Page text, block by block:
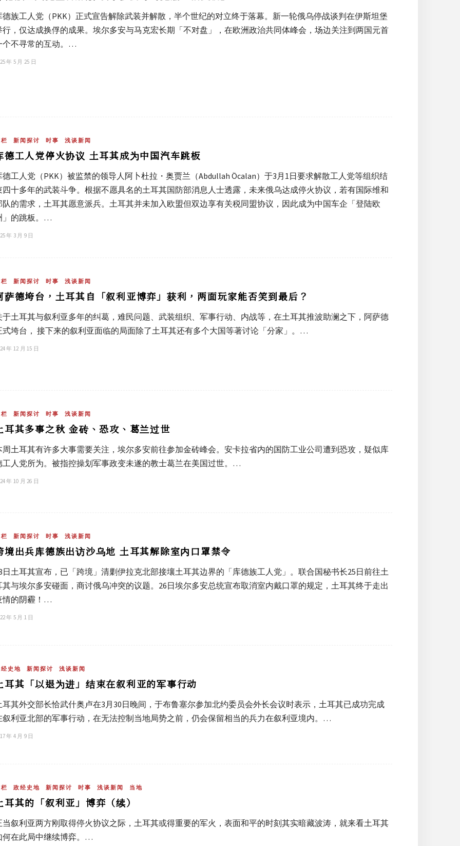
德族工人党（PKK）正式宣告解除武装并解散，半个世纪的对立终于落幕。新一轮俄乌停战谈判在伊斯坦堡
行，仅达成换俘的成果。埃尔多安与马克宏长期「不对盘」，在欧洲政治共同体峰会，场边关注到两国元首
个不寻常的互动。…
年 5 月 25 日
新闻探讨 时事 浅谈新闻
德工人党停火协议 土耳其成为中国汽车跳板
德工人党（PKK）被监禁的领导人阿卜杜拉・奥贾兰（Abdullah Öcalan）于3月1日要求解散工人党等组织结
四十多年的武装斗争。根据不愿具名的土耳其国防部消息人士透露，未来俄乌达成停火协议，若有国际维和
队的需求，土耳其愿意派兵。土耳其并未加入欧盟但双边享有关税同盟协议，因此成为中国车企「登陆欧
」的跳板。…
年 3 月 9 日
新闻探讨 时事 浅谈新闻
萨德垮台，土耳其自「叙利亚博弈」获利，两面玩家能否笑到最后？
于土耳其与叙利亚多年的纠葛，难民问题、武装组织、军事行动、内战等，在土耳其推波助澜之下，阿萨德
式垮台， 接下来的叙利亚面临的局面除了土耳其还有多个大国等著讨论「分家」。…
年 12 月 15 日
新闻探讨 时事 浅谈新闻
耳其多事之秋 金砖、恐攻、葛兰过世
周土耳其有许多大事需要关注，埃尔多安前往参加金砖峰会。安卡拉省内的国防工业公司遭到恐攻，疑似库
工人党所为。被指控操划军事政变未遂的教士葛兰在美国过世。…
年 10 月 26 日
新闻探讨 时事 浅谈新闻
境出兵库德族出访沙乌地 土耳其解除室内口罩禁令
日土耳其宣布，已「跨境」清剿伊拉克北部接壤土耳其边界的「库德族工人党」。联合国秘书长25日前往土
其与埃尔多安碰面，商讨俄乌冲突的议题。26日埃尔多安总统宣布取消室内戴口罩的规定，土耳其终于走出
情的阴霾！…
年 5 月 1 日
史地 新闻探讨 浅谈新闻
耳其「以退为进」结束在叙利亚的军事行动
耳其外交部长恰武什奥卢在3月30日晚间，于布鲁塞尔参加北约委员会外长会议时表示，土耳其已成功完成
叙利亚北部的军事行动，在无法控制当地局势之前，仍会保留相当的兵力在叙利亚境内。…
年 4 月 9 日
政经史地 新闻探讨 时事 浅谈新闻 当地
耳其的「叙利亚」博弈（续）
当叙利亚两方刚取得停火协议之际，土耳其或得重要的军火，表面和平的时刻其实暗藏波涛，就来看土耳其
何在此局中继续博弈。…